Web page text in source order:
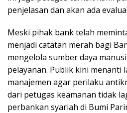
penjelasan dan akan ada
Meski pihak bank telah
menjadi catatan merah bagi
mengelola sumber daya
pelayanan. Publik kini menanti
manajemen agar perilaku
dari petugas keamanan tidak
perbankan syariah di Bumi